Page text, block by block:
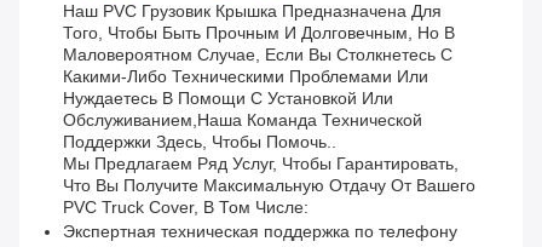
Наш PVC Грузовик Крышка Предназначена Для
Того, Чтобы Быть Прочным И Долговечным, Но В
Маловероятном Случае, Если Вы Столкнетесь С
Какими-Либо Техническими Проблемами Или
Нуждаетесь В Помощи С Установкой Или
Обслуживанием,Наша Команда Технической
Поддержки Здесь, Чтобы Помочь..
Мы Предлагаем Ряд Услуг, Чтобы Гарантировать,
Что Вы Получите Максимальную Отдачу От Вашего
PVC Truck Cover, В Том Числе:
Экспертная техническая поддержка по телефону